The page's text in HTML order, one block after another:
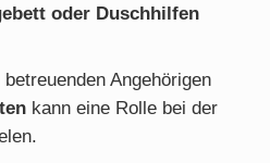
oder Duschhilfen
Angehörigen
kann eine Rolle bei der